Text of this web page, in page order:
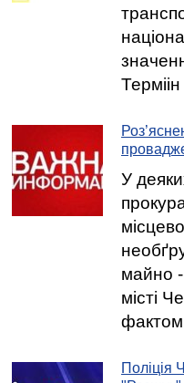
У
майно -
місті
фактом
Поліція